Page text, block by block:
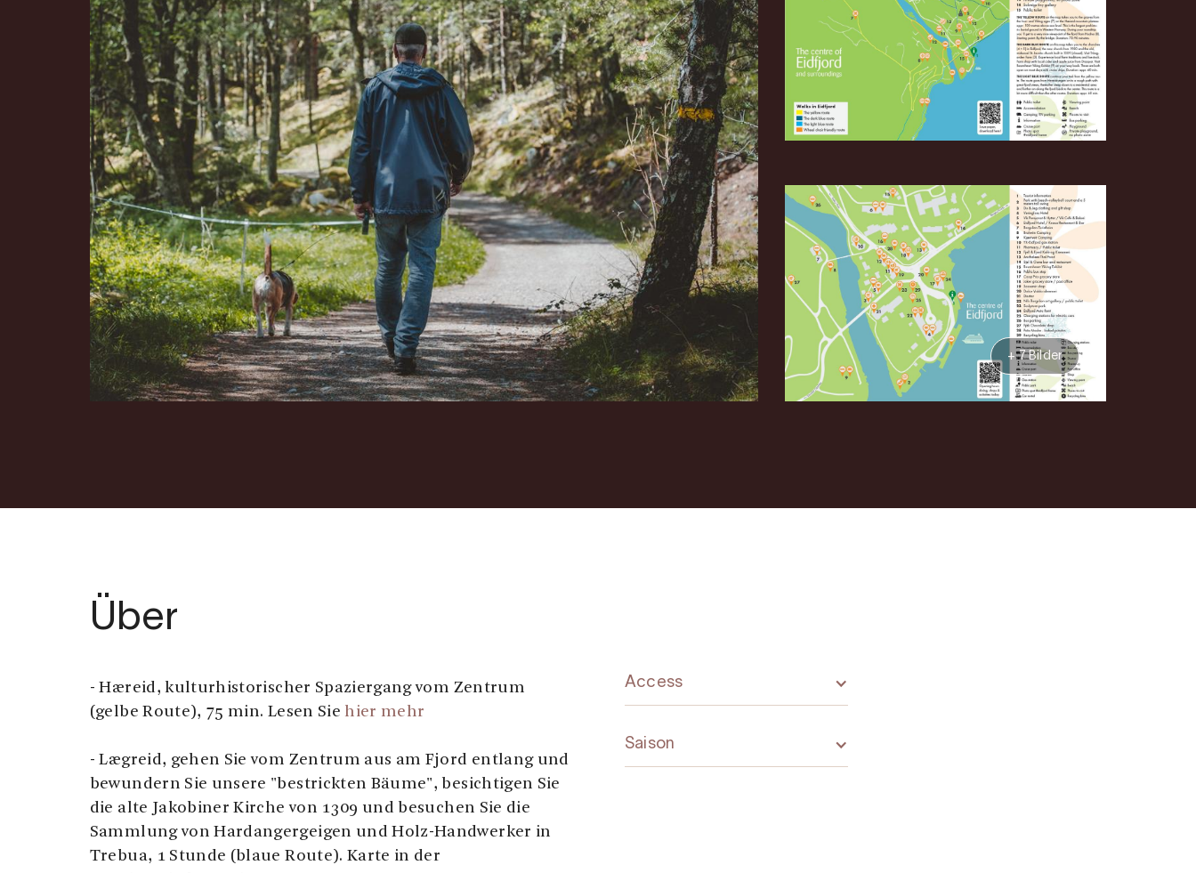
+ 7 Bilder
Über
- Hæreid, kulturhistorischer Spaziergang vom Zentrum
(gelbe Route), 75 min. Lesen Sie hier mehr
- Lægreid, gehen Sie vom Zentrum aus am Fjord entlang und
bewundern Sie unsere "bestrickten Bäume", besichtigen Sie
die alte Jakobiner Kirche von 1309 und besuchen Sie die
Sammlung von Hardangergeigen und Holz-Handwerker in
Trebua, 1 Stunde (blaue Route). Karte in der
Access
Saison